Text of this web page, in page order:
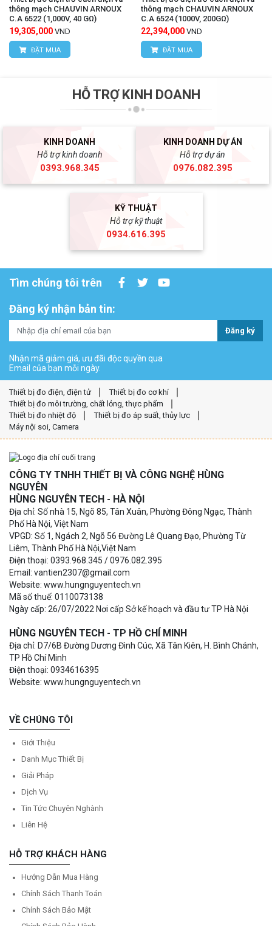
thông mạch CHAUVIN ARNOUX
C.A 6522 (1,000V, 40 GΩ)
19,305,000 VND
ĐẶT MUA
thông mạch CHAUVIN ARNOUX
C.A 6524 (1000V, 200GΩ)
22,394,000 VND
ĐẶT MUA
HỖ TRỢ KINH DOANH
KINH DOANH
Hỗ trợ kinh doanh
0393.968.345
KINH DOANH DỰ ÁN
Hỗ trợ dự án
0976.082.395
KỸ THUẬT
Hỗ trợ kỹ thuật
0934.616.395
Tìm chúng tôi trên
Đăng ký nhận bản tin:
Đăng ký
Nhận mã giảm giá, ưu đãi độc quyền qua
Email của bạn mỗi ngày.
Thiết bị đo điện, điện tử
Thiết bị đo cơ khí
Thiết bị đo môi trường, chất lỏng, thực phẩm
Thiết bị đo nhiệt độ
Thiết bị đo áp suất, thủy lực
Máy nội soi, Camera
CÔNG TY TNHH THIẾT BỊ VÀ CÔNG NGHỆ HÙNG
NGUYÊN
HÙNG NGUYÊN TECH - HÀ NỘI
Địa chỉ: Số nhà 15, Ngõ 85, Tân Xuân, Phường Đông Ngạc, Thành
Phố Hà Nội, Việt Nam
VPGD: Số 1, Ngách 2, Ngõ 56 Đường Lê Quang Đạo, Phường Từ
Liêm, Thành Phố Hà Nội,Việt Nam
Điện thoại: 0393.968.345 / 0976.082.395
Email: vantien2307@gmail.com
Website: www.hungnguyentech.vn
Mã số thuế: 0110073138
Ngày cấp: 26/07/2022 Nơi cấp Sở kế hoạch và đầu tư TP Hà Nội
HÙNG NGUYÊN TECH - TP HỒ CHÍ MINH
Địa chỉ: D7/6B Đường Dương Đình Cúc, Xã Tân Kiên, H. Bình Chánh,
TP Hồ Chí Minh
Điện thoại: 0934616395
Website: www.hungnguyentech.vn
VỀ CHÚNG TÔI
Giới Thiệu
Danh Mục Thiết Bị
Giải Pháp
Dịch Vụ
Tin Tức Chuyên Nghành
Liên Hệ
HỖ TRỢ KHÁCH HÀNG
Hướng Dẫn Mua Hàng
Chính Sách Thanh Toán
Chính Sách Bảo Mật